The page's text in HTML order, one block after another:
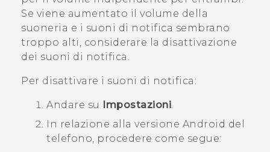
Se viene aumentato il volume della
suoneria e i suoni di notifica sembrano
troppo alti, considerare la disattivazione
dei suoni di notifica.
Per disattivare i suoni di notifica:
Andare su Impostazioni.
In relazione alla versione Android del
telefono, procedere come segue: